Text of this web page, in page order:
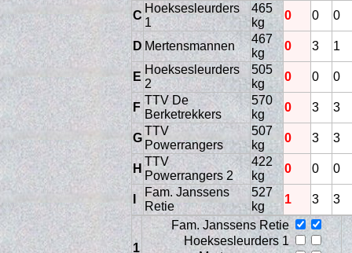
C
Hoeksesleurders
1
465
kg
0 0 0
D Mertensmannen
467
kg
0 3 1
E
Hoeksesleurders
2
505
kg
0 0 0
F
TTV De
Berketrekkers
570
kg
0 3 3
G
TTV
Powerrangers
507
kg
0 3 3
H
TTV
Powerrangers 2
422
kg
0 0 0
Fam. Janssens
Retie
527
kg
1 3 3
1
Fam. Janssens Retie
Hoeksesleurders 1